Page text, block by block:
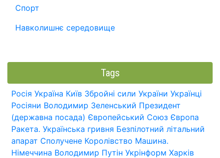
Спорт
Навколишнє середовище
Tags
Росія Україна Київ Збройні сили України Українці
Росіяни Володимир Зеленський Президент
(державна посада) Європейський Союз Європа
Ракета. Українська гривня Безпілотний літальний
апарат Сполучене Королівство Машина.
Німеччина Володимир Путін Укрінформ Харків